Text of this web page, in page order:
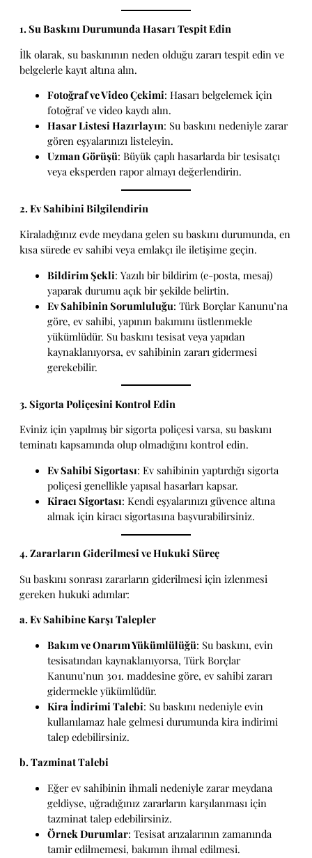
1. Su Baskını Durumunda Hasarı Tespit Edin
İlk olarak, su baskınının neden olduğu zararı tespit edin ve
belgelerle kayıt altına alın.
Fotoğraf ve Video Çekimi: Hasarı belgelemek için
fotoğraf ve video kaydı alın.
Hasar Listesi Hazırlayın: Su baskını nedeniyle zarar
gören eşyalarınızı listeleyin.
Uzman Görüşü: Büyük çaplı hasarlarda bir tesisatçı
veya eksperden rapor almayı değerlendirin.
2. Ev Sahibini Bilgilendirin
Kiraladığınız evde meydana gelen su baskını durumunda, en
kısa sürede ev sahibi veya emlakçı ile iletişime geçin.
Bildirim Şekli: Yazılı bir bildirim (e-posta, mesaj)
yaparak durumu açık bir şekilde belirtin.
Ev Sahibinin Sorumluluğu: Türk Borçlar Kanunu’na
göre, ev sahibi, yapının bakımını üstlenmekle
yükümlüdür. Su baskını tesisat veya yapıdan
kaynaklanıyorsa, ev sahibinin zararı gidermesi
gerekebilir.
3. Sigorta Poliçesini Kontrol Edin
Eviniz için yapılmış bir sigorta poliçesi varsa, su baskını
teminatı kapsamında olup olmadığını kontrol edin.
Ev Sahibi Sigortası: Ev sahibinin yaptırdığı sigorta
poliçesi genellikle yapısal hasarları kapsar.
Kiracı Sigortası: Kendi eşyalarınızı güvence altına
almak için kiracı sigortasına başvurabilirsiniz.
4. Zararların Giderilmesi ve Hukuki Süreç
Su baskını sonrası zararların giderilmesi için izlenmesi
gereken hukuki adımlar:
a. Ev Sahibine Karşı Talepler
Bakım ve Onarım Yükümlülüğü: Su baskını, evin
tesisatından kaynaklanıyorsa, Türk Borçlar
Kanunu’nun 301. maddesine göre, ev sahibi zararı
gidermekle yükümlüdür.
Kira İndirimi Talebi: Su baskını nedeniyle evin
kullanılamaz hale gelmesi durumunda kira indirimi
talep edebilirsiniz.
b. Tazminat Talebi
Eğer ev sahibinin ihmali nedeniyle zarar meydana
geldiyse, uğradığınız zararların karşılanması için
tazminat talep edebilirsiniz.
Örnek Durumlar: Tesisat arızalarının zamanında
tamir edilmemesi, bakımın ihmal edilmesi.